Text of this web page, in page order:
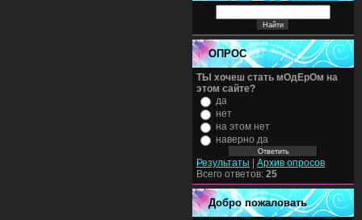
ОПРОС
ТЫ хочеш стать мОдЕрОм на
этом сайте?
да
нет
на этом нет
наверно да
Результаты
Архив опросов
Всего ответов: 25
Добро пожаловать